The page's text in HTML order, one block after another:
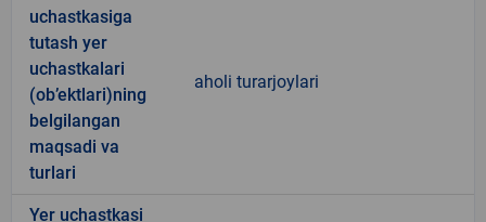
uchastkasiga
tutash yer
uchastkalari
(ob’ektlari)ning
belgilangan
maqsadi va
turlari
aholi turarjoylari
Yer uchastkasi